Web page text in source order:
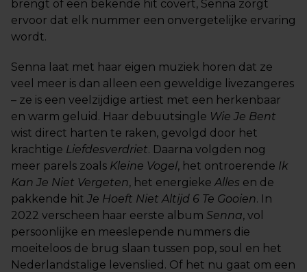
brengt of een bekende hit covert, Senna zorgt
ervoor dat elk nummer een onvergetelijke ervaring
wordt.
Senna laat met haar eigen muziek horen dat ze
veel meer is dan alleen een geweldige livezangeres
– ze is een veelzijdige artiest met een herkenbaar
en warm geluid. Haar debuutsingle Wie Je Bent
wist direct harten te raken, gevolgd door het
krachtige Liefdesverdriet. Daarna volgden nog
meer parels zoals Kleine Vogel, het ontroerende Ik
Kan Je Niet Vergeten, het energiekeAlles en de
pakkende hit Je Hoeft Niet Altijd 6 Te Gooien. In
2022 verscheen haar eerste album Senna, vol
persoonlijke en meeslepende nummers die
moeiteloos de brug slaan tussen pop, soul en het
Nederlandstalige levenslied. Of het nu gaat om een